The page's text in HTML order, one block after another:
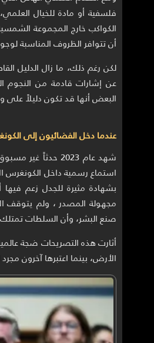
فلسفية أو مادة للخيال
الكواكب خارج المجموعة
أن تتوافر الظروف المناسبة
لكن رغم ذلك، ما زال الدليل
عن إشارات قادمة من النجوم
البعض أنها قد تكون دليلاً على
عندما دخل الفضائيون إلى
شهد عام 2023
استماع رسمية داخل الكونغرس
بشهادة مثيرة للجدل زعم فيها
مجهولة المصدر ، ولم يتوقف
صنع البشر، وأن السلطات تمتلك
أثارت هذه التصريحات ضجة
الأرض، بينما اعتبرها آخرون